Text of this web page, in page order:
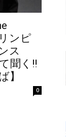
ンピ
ス
聞く‼
】
0